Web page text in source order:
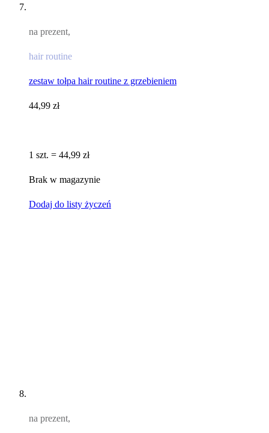
na prezent,
hair routine
zestaw tołpa hair routine z grzebieniem
44,99 zł
1 szt. = 44,99 zł
Brak w magazynie
Dodaj do listy życzeń
na prezent,